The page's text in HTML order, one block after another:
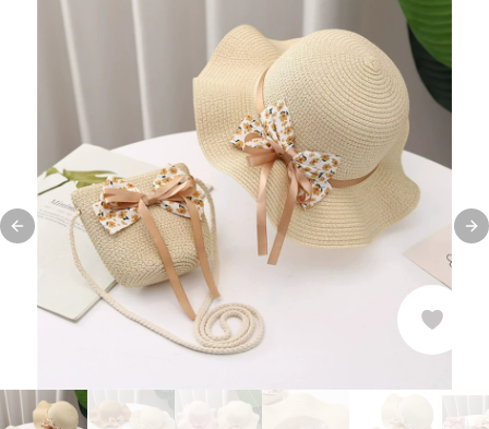
Previous slide